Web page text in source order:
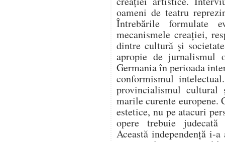
oameni de teatru
Întrebările formulate
mecanismele creației,
dintre cultură și
apropie de jurnalismul
Germania în perioada
conformismul
provincialismul
marile curente europene.
estetice, nu pe atacuri
opere trebuie
Această independență i-